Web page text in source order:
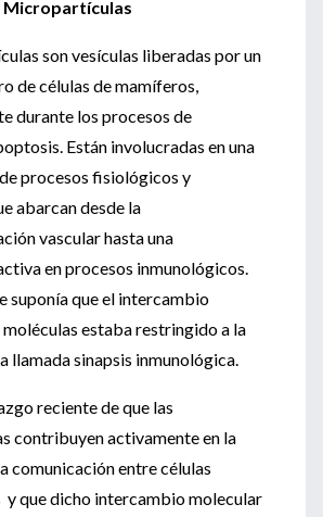
Micropartículas
son vesículas liberadas por un
de células de mamíferos,
durante los procesos de
Están involucradas en una
procesos fisiológicos y
abarcan desde la
vascular hasta una
en procesos inmunológicos.
suponía que el intercambio
estaba restringido a la
llamada sinapsis inmunológica.
reciente de que las
contribuyen activamente en la
comunicación entre células
y que dicho intercambio molecular